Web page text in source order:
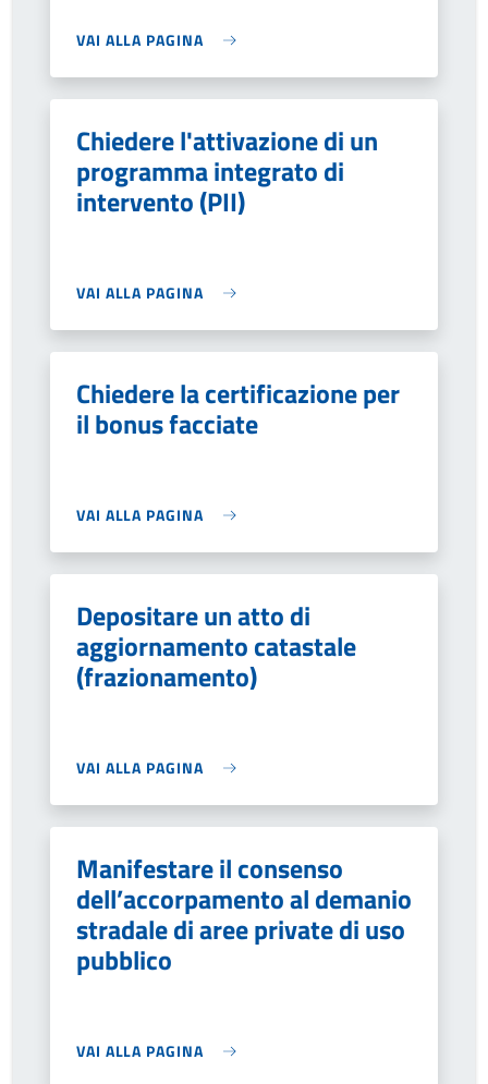
VAI ALLA PAGINA
Chiedere l'attivazione di un
programma integrato di
intervento (PII)
VAI ALLA PAGINA
Chiedere la certificazione per
il bonus facciate
VAI ALLA PAGINA
Depositare un atto di
aggiornamento catastale
(frazionamento)
VAI ALLA PAGINA
Manifestare il consenso
dell’accorpamento al demanio
stradale di aree private di uso
pubblico
VAI ALLA PAGINA